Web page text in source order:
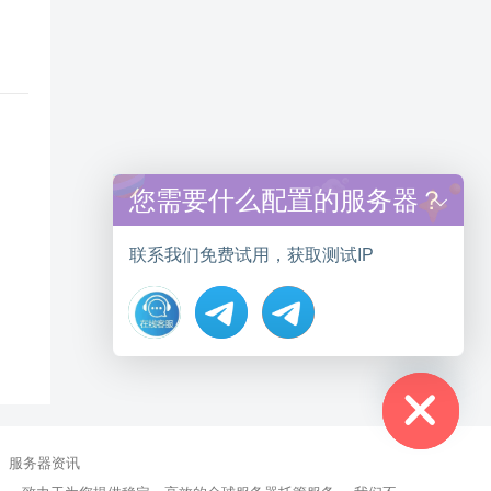
服务器资讯
Hide chaty
您需要什么配置的服务器？
联系我们免费试用，获取测试IP